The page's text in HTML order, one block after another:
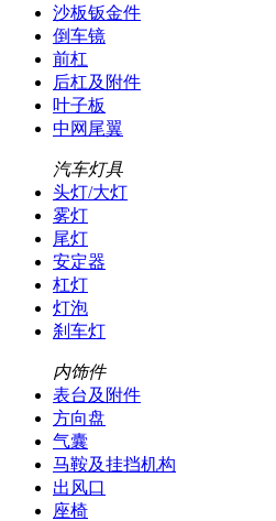
沙板钣金件
倒车镜
前杠
后杠及附件
叶子板
中网尾翼
汽车灯具
头灯/大灯
雾灯
尾灯
安定器
杠灯
灯泡
刹车灯
内饰件
表台及附件
方向盘
气囊
马鞍及挂挡机构
出风口
座椅